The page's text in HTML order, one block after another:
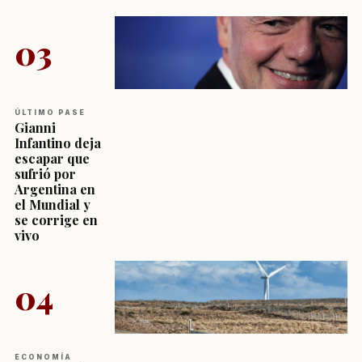
03
ÚLTIMO PASE
Gianni
Infantino deja
escapar que
sufrió por
Argentina en
el Mundial y
se corrige en
vivo
04
ECONOMÍA